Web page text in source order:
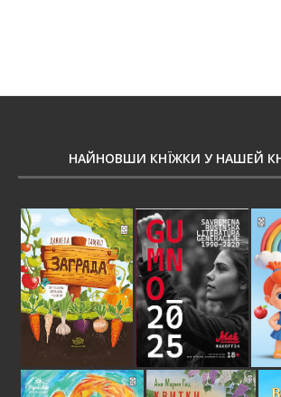
НАЙНОВШИ КНЇЖКИ У НАШЕЙ